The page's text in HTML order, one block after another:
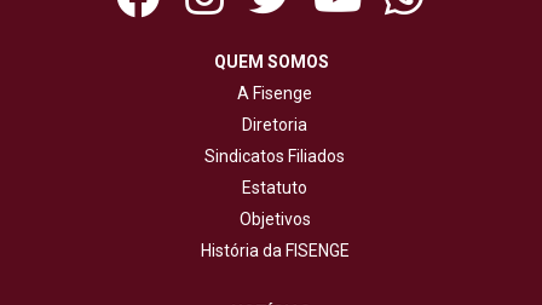
QUEM SOMOS
A Fisenge
Diretoria
Sindicatos Filiados
Estatuto
Objetivos
História da FISENGE